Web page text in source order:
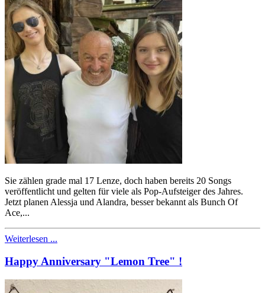
Sie zählen grade mal 17 Lenze, doch haben bereits 20 Songs
veröffentlicht und gelten für viele als Pop-Aufsteiger des Jahres.
Jetzt planen Alessja und Alandra, besser bekannt als Bunch Of
Ace,...
Weiterlesen ...
Happy Anniversary "Lemon Tree" !